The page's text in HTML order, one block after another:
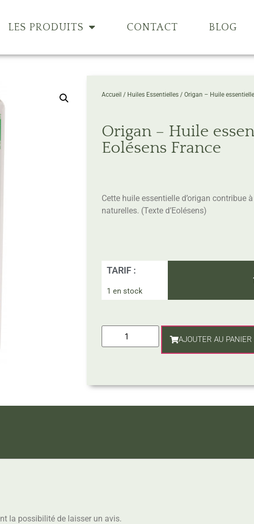
LES PRODUITS CONTACT BLOG
Accueil / Huiles Essentielles/ Origan – Huile
Origan – Huile
Eolésens France
Cette huile essentielle d’origan contribue
naturelles. (Texte d’Eolésens)
TARIF :
1 en stock
AJOUTER AU PANIER
la possibilité de laisser un avis.